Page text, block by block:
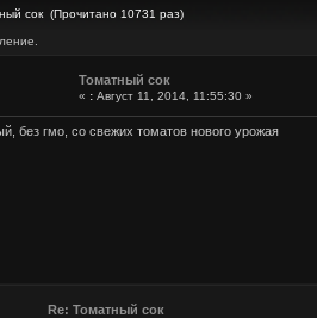
сок (Прочитано 10731 раз)
Томатный сок
« : Август 11, 2014, 11:55:30 »
без гмо, со свежих томатов нового урожая
Re: Томатный сок